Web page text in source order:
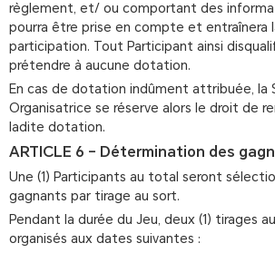
règlement, et/ ou comportant des
pourra être prise en compte et entraînera
participation. Tout Participant ainsi
prétendre à aucune dotation.
En cas de dotation indûment attribuée, la
Organisatrice se réserve alors le droit de
ladite dotation.
ARTICLE 6 – Détermination des
Une (1) Participants au total seront
gagnants par tirage au sort.
Pendant la durée du Jeu, deux (1) tirages
organisés aux dates suivantes :